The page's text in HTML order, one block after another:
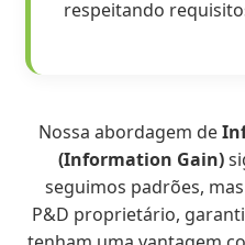
respeitando
Nossa abordagem de
(Information Gain)
seguimos padrões,
P&D proprietário,